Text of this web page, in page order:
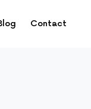
Contact